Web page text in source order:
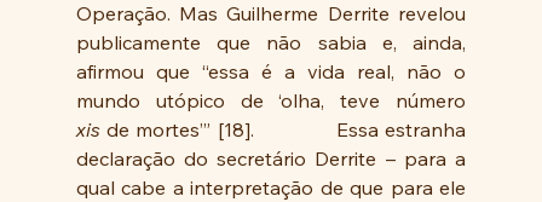
Operação. Mas Guilherme Derrite revelou
publicamente que não sabia e, ainda,
afirmou que “essa é a vida real, não o
xis de mortes’” [18].             Essa estranha
declaração do secretário Derrite – para a
qual cabe a interpretação de que para ele